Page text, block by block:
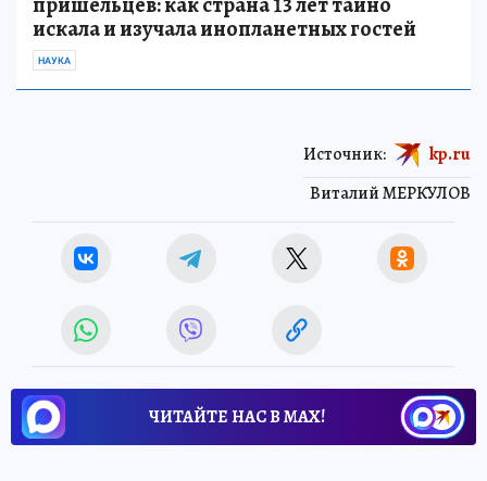
искала и изучала инопланетных гостей
НАУКА
Виталий МЕРКУЛОВ
Источник: kp.ru
ЧИТАЙТЕ НАС В МАХ!